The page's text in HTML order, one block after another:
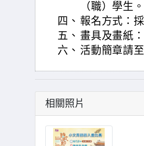
（職）學生。
四、 報名方式：
五、 畫具及畫紙
六、 活動簡章請
相關照片